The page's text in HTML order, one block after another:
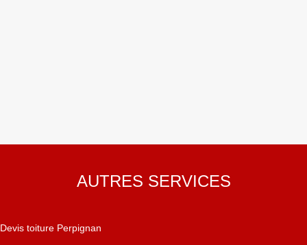
AUTRES SERVICES
Devis toiture Perpignan